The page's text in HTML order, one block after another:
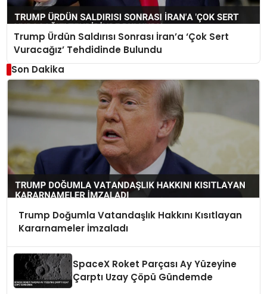
Trump Ürdün Saldırısı Sonrası İran’a ‘Çok Sert
Vuracağız’ Tehdidinde Bulundu
Son Dakika
Trump Doğumla Vatandaşlık Hakkını Kısıtlayan
Kararnameler İmzaladı
SpaceX Roket Parçası Ay Yüzeyine
Çarptı Uzay Çöpü Gündemde